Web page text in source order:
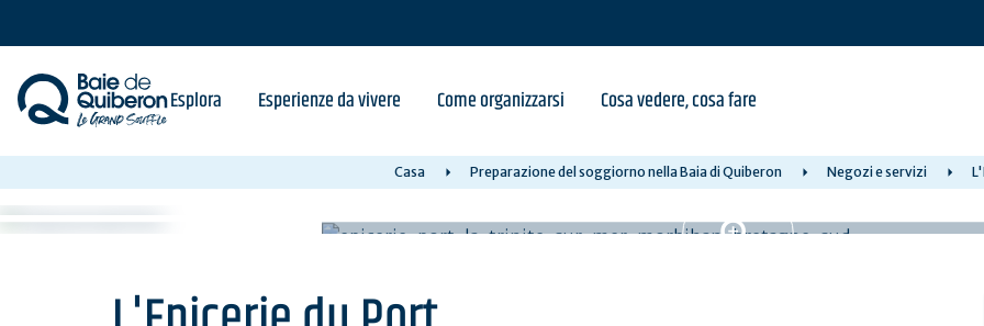
content
Esplora Esperienze da vivere Come organizzarsi Cosa vedere, cosa fare
Casa Preparazione del soggiorno nella Baia di Quiberon Negozi e servizi